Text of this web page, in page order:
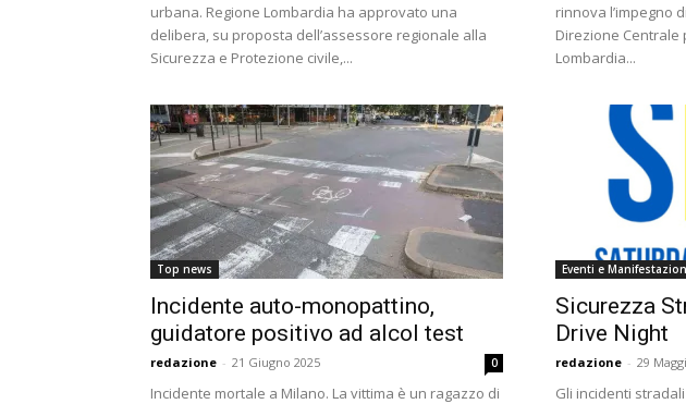
urbana. Regione Lombardia ha approvato una
delibera, su proposta dell’assessore regionale alla
Sicurezza e Protezione civile,...
rinnova l’impegno
Direzione Centrale
Lombardia...
Top news
Incidente auto-monopattino,
guidatore positivo ad alcol test
redazione - 21 Giugno 2025 0
Incidente mortale a Milano. La vittima è un ragazzo di
Eventi e
Sicurezza
Drive Night
redazione - 29
Gli incidenti